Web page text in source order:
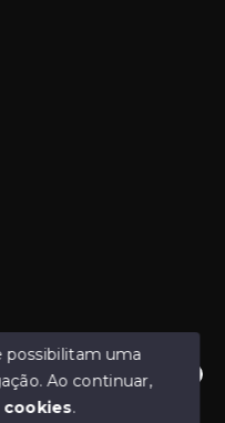
para te ajudar.
Araguari | iMartins |
Imobiliário -
possibilitam uma
Ao continuar,
cookies.